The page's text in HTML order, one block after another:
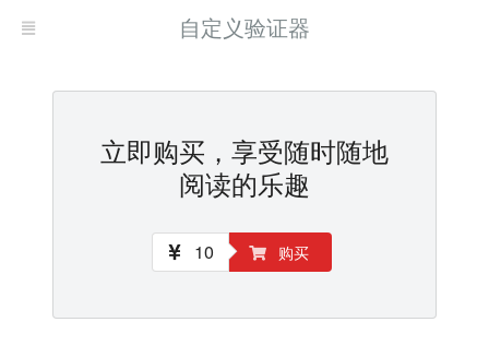
自定义验证器
立即购买，享受随时随地
阅读的乐趣
10 购买